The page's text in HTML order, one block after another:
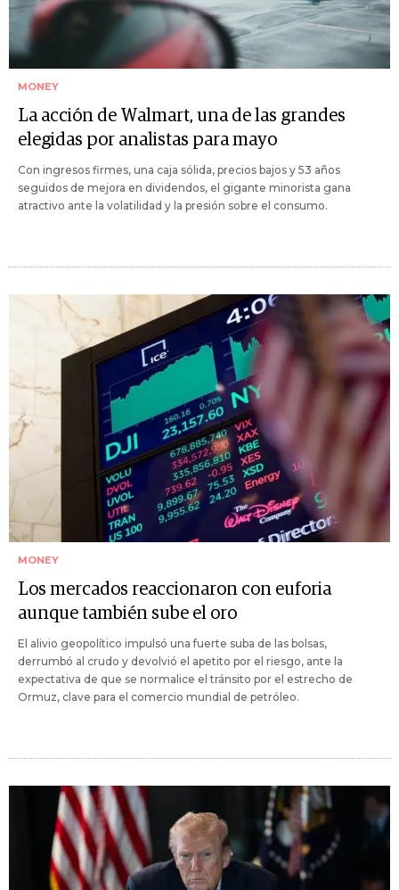
MONEY
La acción de Walmart, una de las grandes
elegidas por analistas para mayo
Con ingresos firmes, una caja sólida, precios bajos y 53 años
seguidos de mejora en dividendos, el gigante minorista gana
atractivo ante la volatilidad y la presión sobre el consumo.
MONEY
Los mercados reaccionaron con euforia
aunque también sube el oro
El alivio geopolítico impulsó una fuerte suba de las bolsas,
derrumbó al crudo y devolvió el apetito por el riesgo, ante la
expectativa de que se normalice el tránsito por el estrecho de
Ormuz, clave para el comercio mundial de petróleo.